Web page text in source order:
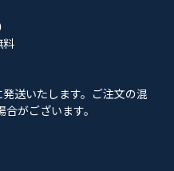
料
送いたします。ご注文の混
がございます。